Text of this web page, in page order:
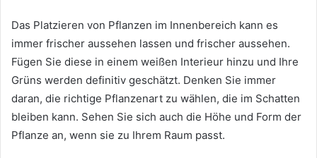
Das Platzieren von Pflanzen im Innenbereich kann es
immer frischer aussehen lassen und frischer aussehen.
Fügen Sie diese in einem weißen Interieur hinzu und Ihre
Grüns werden definitiv geschätzt. Denken Sie immer
daran, die richtige Pflanzenart zu wählen, die im Schatten
bleiben kann. Sehen Sie sich auch die Höhe und Form der
Pflanze an, wenn sie zu Ihrem Raum passt.